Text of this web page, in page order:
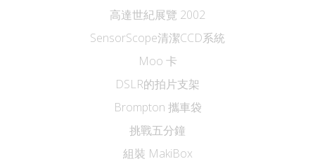
高達世紀展覽 2002
SensorScope清潔CCD系統
Moo 卡
DSLR的拍片支架
Brompton 攜車袋
挑戰五分鐘
組裝 MakiBox